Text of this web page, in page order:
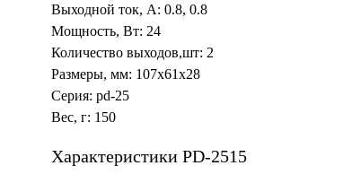
Выходной ток, А: 0.8, 0.8
Мощность, Вт: 24
Количество выходов,шт: 2
Размеры, мм: 107x61x28
Серия: pd-25
Вес, г: 150
Характеристики PD-2515